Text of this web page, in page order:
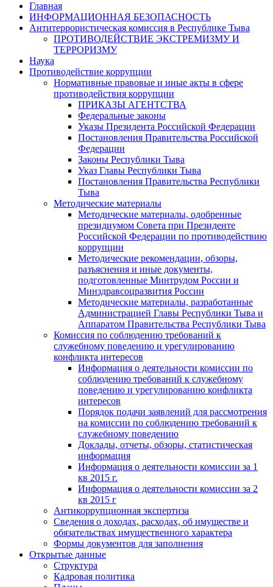
Главная
ИНФОРМАЦИОННАЯ БЕЗОПАСНОСТЬ
Антитеррористическая комиссия в Республике Тыва
ПРОТИВОДЕЙСТВИЕ ЭКСТРЕМИЗМУ И
ТЕРРОРИЗМУ
Наука
Противодействие коррупции
Нормативные правовые и иные акты в сфере
противодействия коррупции
ПРИКАЗЫ АГЕНТСТВА
Федеральные законы
Указы Президента Российской Федерации
Постановления Правительства Российской
Федерации
Законы Республики Тыва
Указ Главы Республики Тыва
Постановления Правительства Республики
Тыва
Методические материалы
Методические материалы, одобренные
президиумом Совета при Президенте
Российской Федерации по противодействию
коррупции
Методические рекомендации, обзоры,
разъяснения и иные документы,
подготовленные Минтрудом России и
Минздравсоцразвития России
Методические материалы, разработанные
Администрацией Главы Республики Тыва и
Аппаратом Правительства Республики Тыва
Комиссия по соблюдению требований к
служебному поведению и урегулированию
конфликта интересов
Информация о деятельности комиссии по
соблюдению требований к служебному
поведению и урегулированию конфликта
интересов
Порядок подачи заявлений для рассмотрения
на комиссии по соблюдению требований к
служебному поведению
Доклады, отчеты, обзоры, статистическая
информация
Информация о деятельности комиссии за 1
кв 2015 г.
Информация о деятельности комиссии за 2
кв 2015 г
Антикоррупционная экспертиза
Сведения о доходах, расходах, об имуществе и
обязательствах имущественного характера
Формы документов для заполнения
Открытые данные
Структура
Кадровая политика